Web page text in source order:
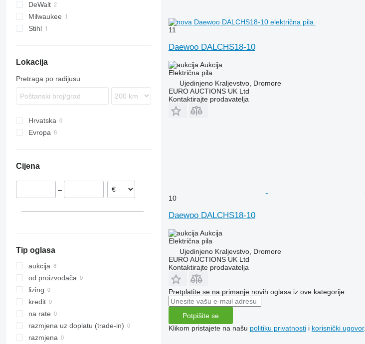
DeWalt
Milwaukee
M-series
Stihl
Lokacija
Pretraga po radijusu
Hrvatska
Evropa
Cijena
–
Tip oglasa
aukcija
od proizvođača
lizing
kredit
na rate
razmjena uz doplatu (trade-in)
razmjena
11
Daewoo DALCHS18-10
Aukcija
Električna pila
Ujedinjeno Kraljevstvo, Dromore
EURO AUCTIONS UK Ltd
Kontaktirajte prodavatelja
10
Daewoo DALCHS18-10
Aukcija
Električna pila
Ujedinjeno Kraljevstvo, Dromore
EURO AUCTIONS UK Ltd
Kontaktirajte prodavatelja
Pretplatite se na primanje novih oglasa iz ove kategorije
Potpišite se
Klikom pristajete na našu politiku privatnostii korisnički ugovor.